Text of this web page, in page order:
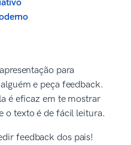
para
e peça feedback.
é eficaz em te mostrar
o texto é de fácil leitura.
feedback dos pais!